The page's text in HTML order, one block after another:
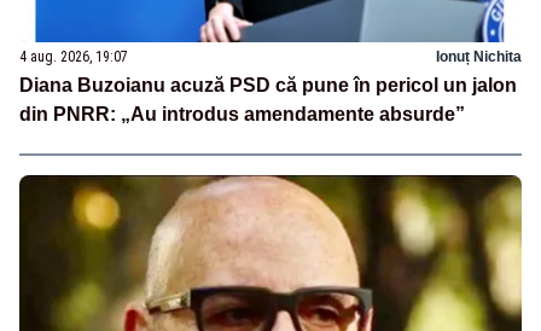
4 aug. 2026, 19:07 Ionuț Nichita
Diana Buzoianu acuză PSD că pune în pericol un jalon
din PNRR: „Au introdus amendamente absurde”